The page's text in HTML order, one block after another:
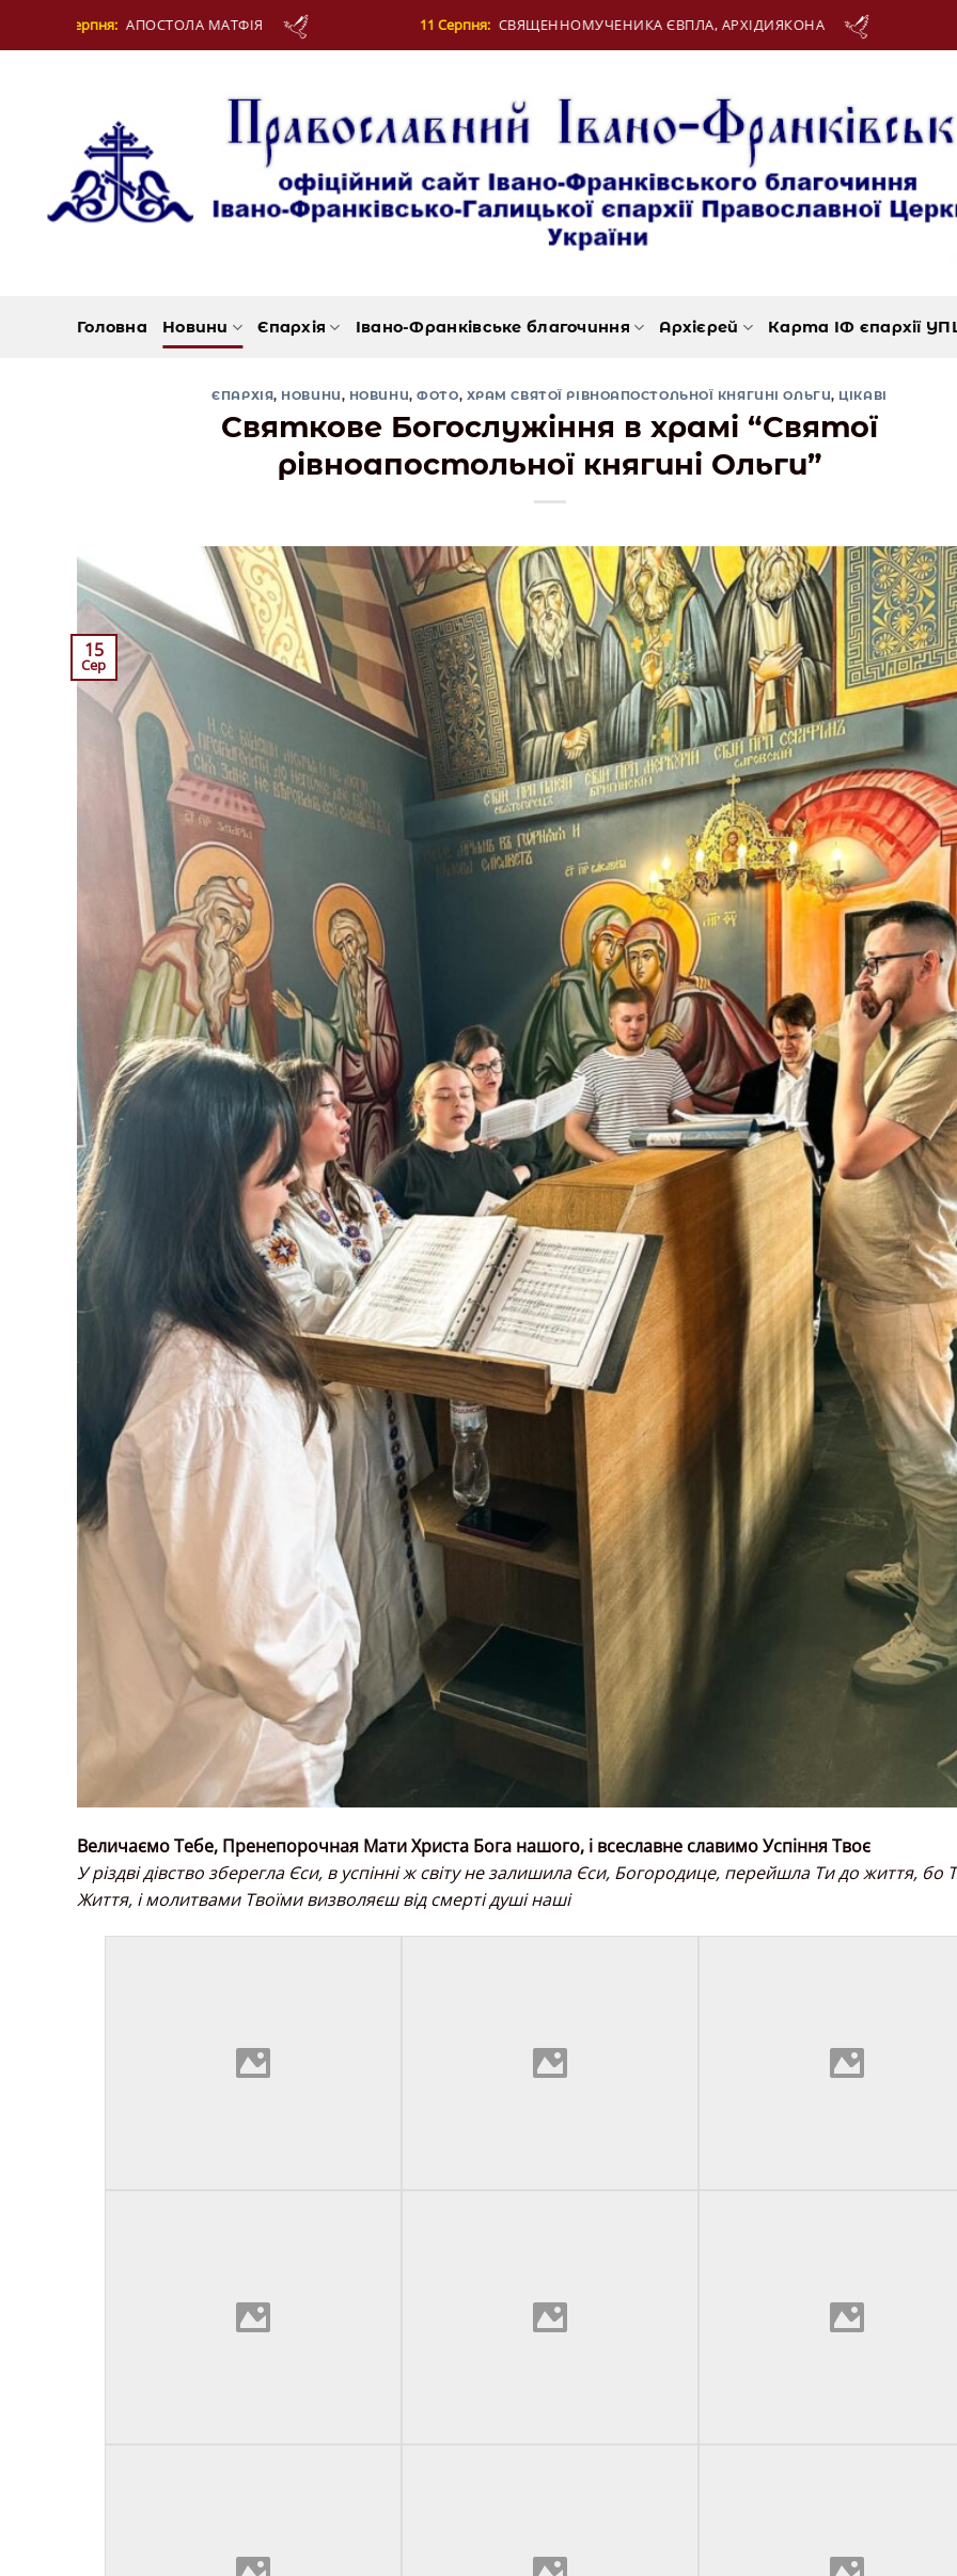
11 Серпня: СВЯЩЕННОМУЧЕНИКА ЄВПЛА, АРХІДИЯКОНА 12 Серпня: ДЕНЬ МОЛОДІ
Головна Новини Єпархія Івано-Франківське благочиння Архієрей Карта ІФ єпархії
ЄПАРХІЯ, НОВИНИ, НОВИНИ,ФОТО, ХРАМ СВЯТОЇ РІВНОАПОСТОЛЬНОЇ КНЯГИНІ ОЛЬГИ, ЦІКАВІ
Святкове Богослужіння в храмі “Святої
рівноапостольної княгині Ольги”
15
Сер
Величаємо Тебе, Пренепорочная Мати Христа Бога нашого, і всеславне славимо Успіння Твоє
У різдві дівство зберегла Єси, в успінні ж світу не залишила Єси, Богородице, перейшла Ти до життя, бо
Життя, і молитвами Твоїми визволяєш від смерті душі наші